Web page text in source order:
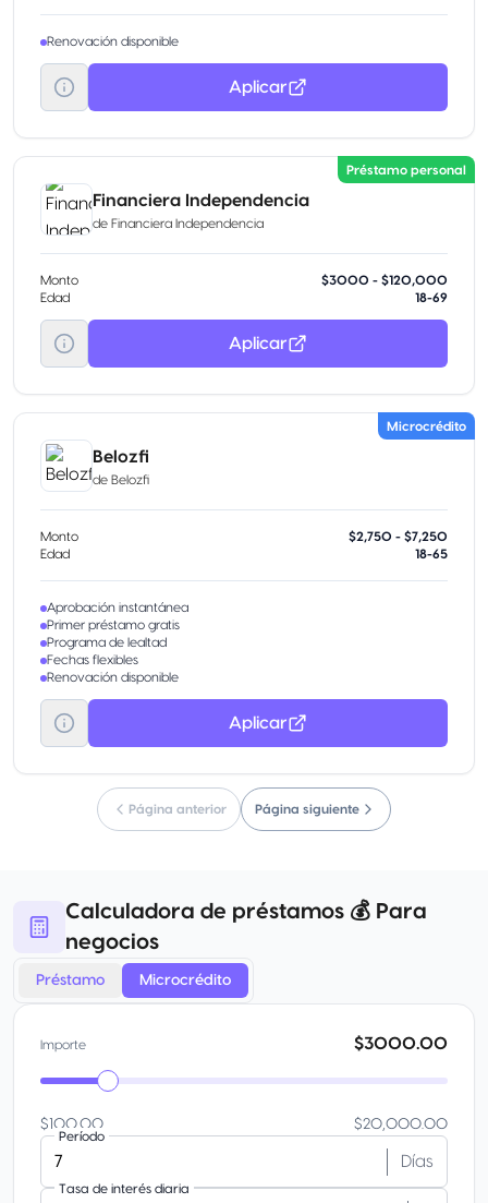
Renovación disponible
Aplicar
Préstamo personal
Financiera Independencia
de Financiera Independencia
Monto
$3000 - $120,000
Edad
18-69
Aplicar
Microcrédito
Belozfi
de Belozfi
Monto
$2,750 - $7,250
Edad
18-65
Aprobación instantánea
Primer préstamo gratis
Programa de lealtad
Fechas flexibles
Renovación disponible
Aplicar
Página anterior Página siguiente
Calculadora de préstamos 💰 Para
negocios
Préstamo Microcrédito
Importe $3000.00
$100.00 $20,000.00
Período
Días
Tasa de interés diaria